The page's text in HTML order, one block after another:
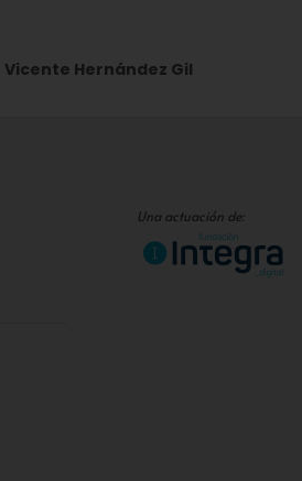
Vicente Hernández Gil
Una actuación de: